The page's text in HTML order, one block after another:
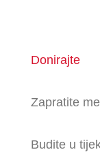
Donirajte
Zapratite me
Budite u